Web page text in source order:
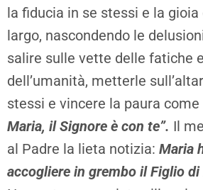
la fiducia in se stessi e la
largo, nascondendo le
salire sulle vette delle fatiche
dell’umanità, metterle
stessi e vincere la paura come
Maria, il Signore è con te”. Il
al Padre la lieta notizia: Maria
accogliere in grembo il Figlio di